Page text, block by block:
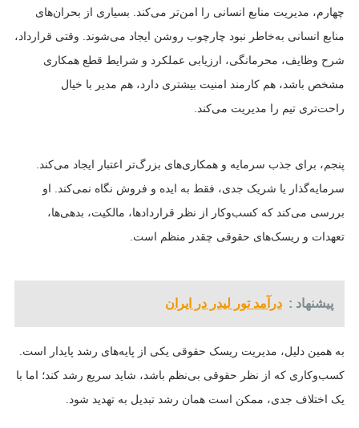
چهارم، مدیریت منابع انسانی را امن‌تر می‌کند. بسیاری از بحران‌های
منابع انسانی به‌خاطر نبود چارچوب روشن ایجاد می‌شوند. وقتی قرارداد،
شرح وظایف، محرمانگی، ارزیابی عملکرد و شرایط قطع همکاری
مشخص باشد، هم کارمند امنیت بیشتری دارد، هم مدیر با خیال
راحت‌تری تیم را مدیریت می‌کند.
پنجم، برای جذب سرمایه و همکاری‌های بزرگ‌تر اعتبار ایجاد می‌کند.
سرمایه‌گذار یا شریک جدی، فقط به ایده و فروش نگاه نمی‌کند. او
بررسی می‌کند که کسب‌وکار از نظر قراردادها، مالکیت، بدهی‌ها،
تعهدات و ریسک‌های حقوقی چقدر منظم است.
پیشنهاد : درآمد تور لیدر در ایران
به همین دلیل، مدیریت ریسک حقوقی یکی از پایه‌های رشد پایدار است.
کسب‌وکاری که از نظر حقوقی بی‌نظم باشد، شاید سریع رشد کند؛ اما با
یک اختلاف جدی، ممکن است همان رشد تبدیل به تهدید شود.